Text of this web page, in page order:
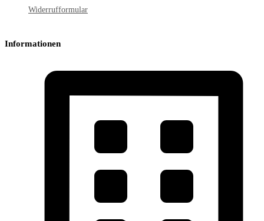
Widerrufformular
Informationen